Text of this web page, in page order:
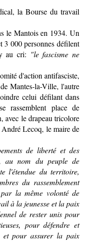
la Bourse du travail
le Mantois en 1934. Un
3 000 personnes défilent
au cri: "le fascisme ne
d'action antifasciste,
Mantes-la-Ville, l'autre
celui défilant dans
rassemblent place de
avec le drapeau tricolore
Lecoq, le maire de
de liberté et des
au nom du peuple de
l'étendue du territoire,
du rassemblement
la même volonté de
à la jeunesse et la paix
de rester unis pour
pour défendre et
et pour assurer la paix